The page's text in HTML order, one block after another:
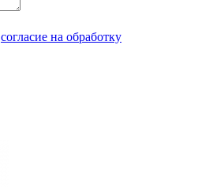
согласие на обработку